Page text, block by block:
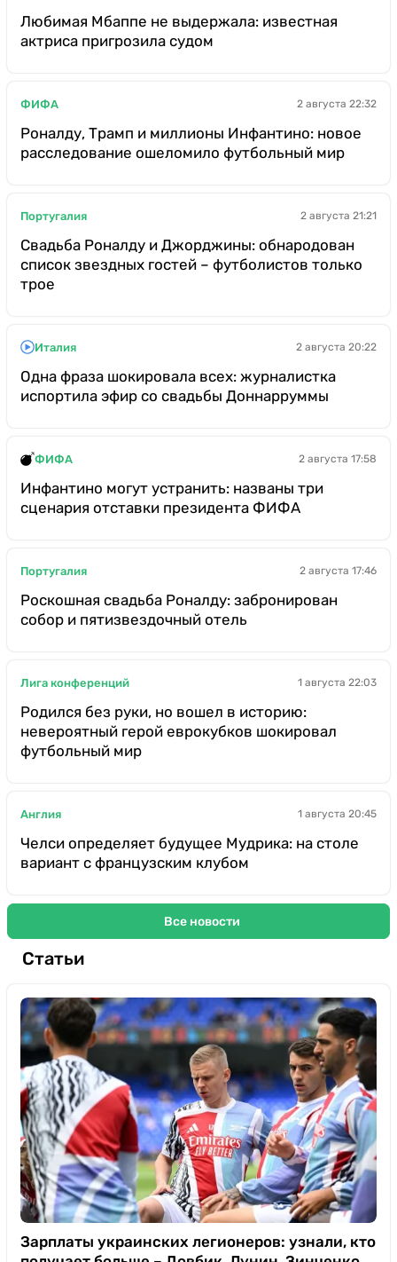
Любимая Мбаппе не выдержала: известная
актриса пригрозила судом
ФИФА 2 августа 22:32
Роналду, Трамп и миллионы Инфантино: новое
расследование ошеломило футбольный мир
Португалия 2 августа 21:21
Свадьба Роналду и Джорджины: обнародован
список звездных гостей – футболистов только
трое
Италия 2 августа 20:22
Одна фраза шокировала всех: журналистка
испортила эфир со свадьбы Доннарруммы
ФИФА 2 августа 17:58
Инфантино могут устранить: названы три
сценария отставки президента ФИФА
Португалия 2 августа 17:46
Роскошная свадьба Роналду: забронирован
собор и пятизвездочный отель
Лига конференций 1 августа 22:03
Родился без руки, но вошел в историю:
невероятный герой еврокубков шокировал
футбольный мир
Англия 1 августа 20:45
Челси определяет будущее Мудрика: на столе
вариант с французским клубом
Все новости
Статьи
Зарплаты украинских легионеров: узнали, кто